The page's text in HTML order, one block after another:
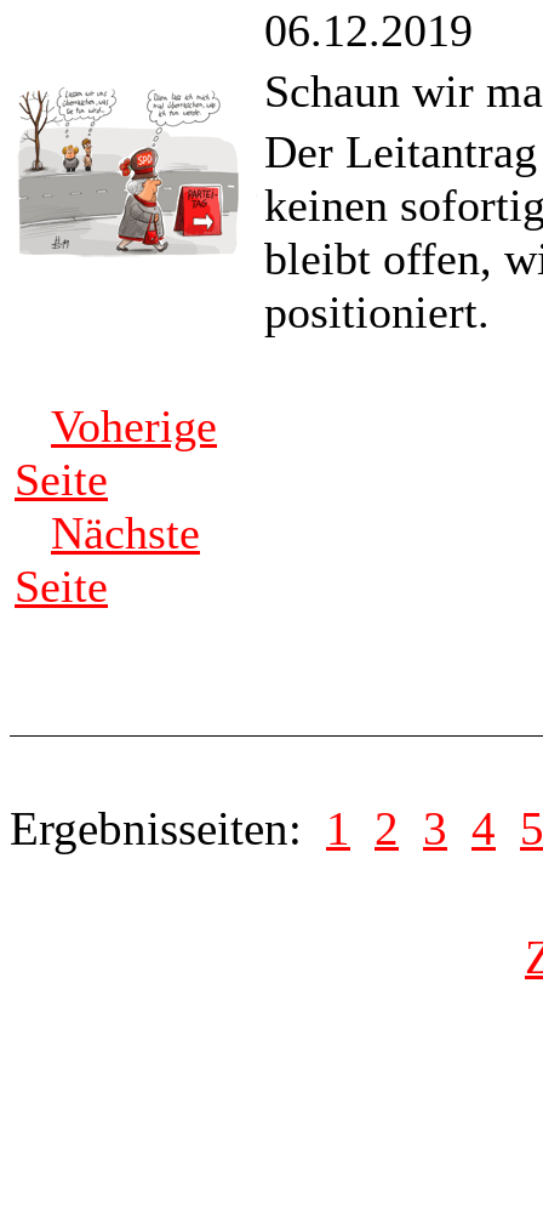
06.12.2019
Schaun wir
Der
keinen
bleibt offen,
positioniert.
Voherige
Seite
Nächste
Seite
Ergebnisseiten: 1 2 3 4 5